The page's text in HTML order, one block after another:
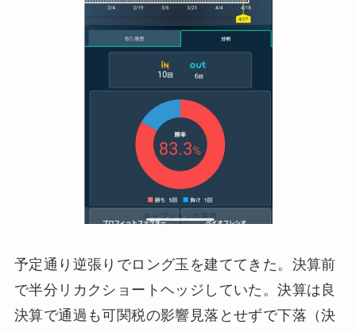
予定通り逆張りでロング玉を建ててきた。決算前
で半分リカクショートヘッジしていた。決算は良
決算で通過も可関税の影響見落とせずで下落（決